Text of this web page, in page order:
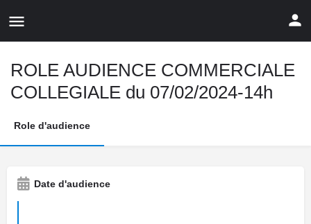
ROLE AUDIENCE COMMERCIALE
COLLEGIALE du 07/02/2024-14h
Role d'audience
Date d'audience